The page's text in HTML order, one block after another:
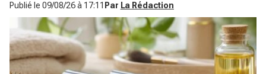
Publié le 09/08/26 à 17:11 Par La Rédaction